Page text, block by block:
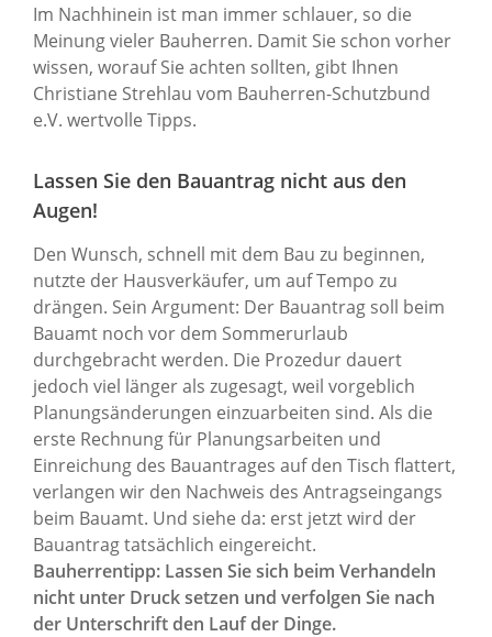
Im Nachhinein ist man immer schlauer, so die
Meinung vieler Bauherren. Damit Sie schon vorher
wissen, worauf Sie achten sollten, gibt Ihnen
Christiane Strehlau vom Bauherren-Schutzbund
e.V. wertvolle Tipps.
Lassen Sie den Bauantrag nicht aus den
Augen!
Den Wunsch, schnell mit dem Bau zu beginnen,
nutzte der Hausverkäufer, um auf Tempo zu
drängen. Sein Argument: Der Bauantrag soll beim
Bauamt noch vor dem Sommerurlaub
durchgebracht werden. Die Prozedur dauert
jedoch viel länger als zugesagt, weil vorgeblich
Planungsänderungen einzuarbeiten sind. Als die
erste Rechnung für Planungsarbeiten und
Einreichung des Bauantrages auf den Tisch flattert,
verlangen wir den Nachweis des Antragseingangs
beim Bauamt. Und siehe da: erst jetzt wird der
Bauantrag tatsächlich eingereicht.
Bauherrentipp: Lassen Sie sich beim Verhandeln
nicht unter Druck setzen und verfolgen Sie nach
der Unterschrift den Lauf der Dinge.